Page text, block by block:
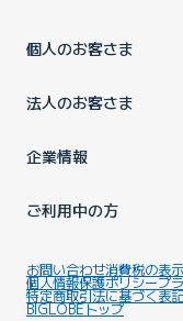
個人のお客さま
法人のお客さま
企業情報
ご利用中の方
お問い合わせ消費税の表示
個人情報保護ポリシープ
特定商取引法に基づく表記
BIGLOBEトップ